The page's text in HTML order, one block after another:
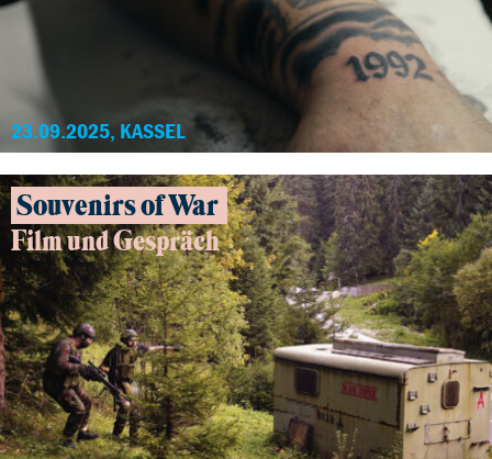
23.09.2025, KASSEL
Souvenirs of War
Film und Gespräch